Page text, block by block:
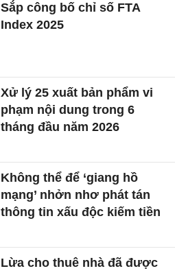
Sắp công bố chỉ số FTA
Index 2025
Xử lý 25 xuất bản phẩm vi
phạm nội dung trong 6
tháng đầu năm 2026
Không thể để ‘giang hồ
mạng’ nhởn nhơ phát tán
thông tin xấu độc kiếm tiền
Lừa cho thuê nhà đã được